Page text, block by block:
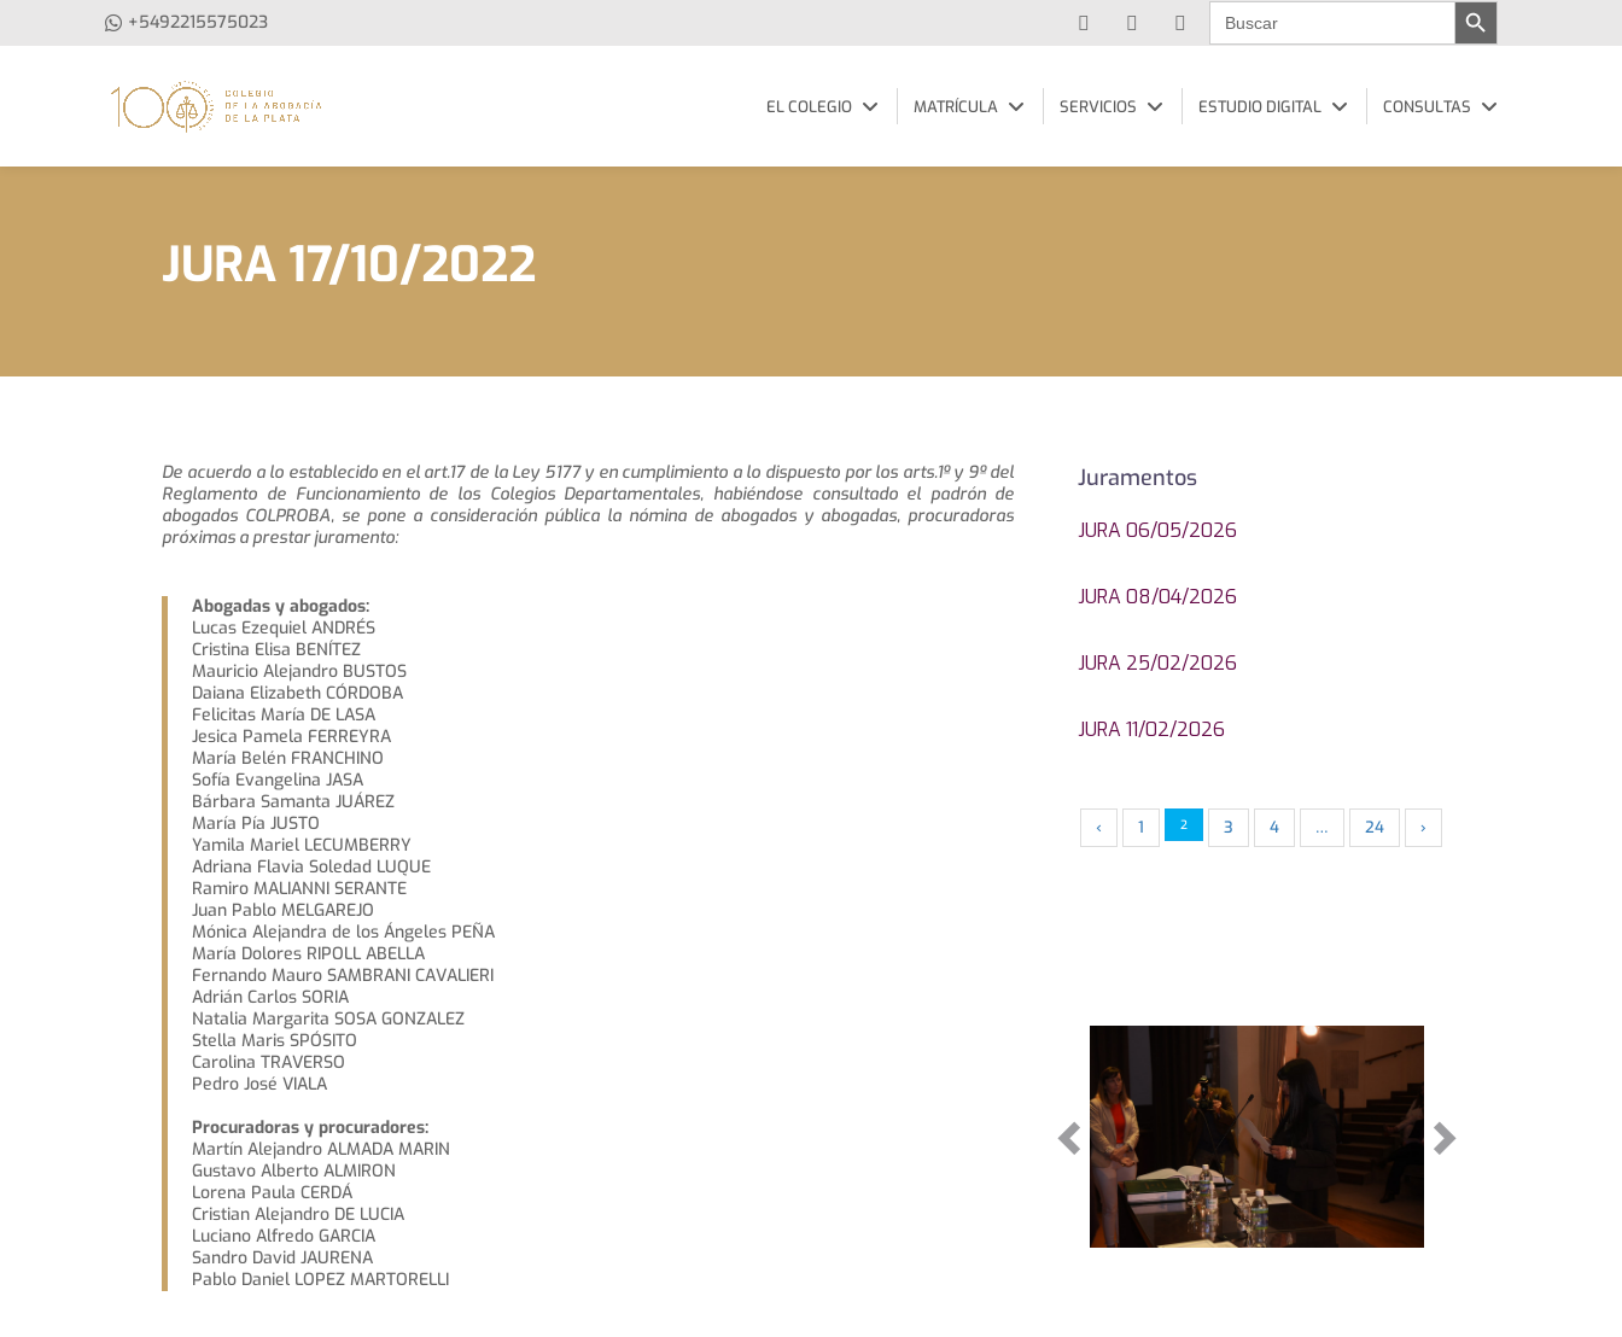
+5492215575023
Buscar:
EL COLEGIO MATRÍCULA SERVICIOS ESTUDIO DIGITAL CONSULTAS
JURA 17/10/2022
De acuerdo a lo establecido en el art.17 de la Ley 5177 y en cumplimiento a lo dispuesto por los arts.1º y 9º del
Reglamento de Funcionamiento de los Colegios Departamentales, habiéndose consultado el padrón de
abogados COLPROBA, se pone a consideración pública la nómina de abogados y abogadas, procuradoras
próximas a prestar juramento:
Abogadas y abogados:
Lucas Ezequiel ANDRÉS
Cristina Elisa BENÍTEZ
Mauricio Alejandro BUSTOS
Daiana Elizabeth CÓRDOBA
Felicitas María DE LASA
Jesica Pamela FERREYRA
María Belén FRANCHINO
Sofía Evangelina JASA
Bárbara Samanta JUÁREZ
María Pía JUSTO
Yamila Mariel LECUMBERRY
Adriana Flavia Soledad LUQUE
Ramiro MALIANNI SERANTE
Juan Pablo MELGAREJO
Mónica Alejandra de los Ángeles PEÑA
María Dolores RIPOLL ABELLA
Fernando Mauro SAMBRANI CAVALIERI
Adrián Carlos SORIA
Natalia Margarita SOSA GONZALEZ
Stella Maris SPÓSITO
Carolina TRAVERSO
Pedro José VIALA
Procuradoras y procuradores:
Martín Alejandro ALMADA MARIN
Gustavo Alberto ALMIRON
Lorena Paula CERDÁ
Cristian Alejandro DE LUCIA
Luciano Alfredo GARCIA
Sandro David JAURENA
Pablo Daniel LOPEZ MARTORELLI
Juramentos
JURA 06/05/2026
JURA 08/04/2026
JURA 25/02/2026
JURA 11/02/2026
‹ 1 2 3 4 … 24 ›